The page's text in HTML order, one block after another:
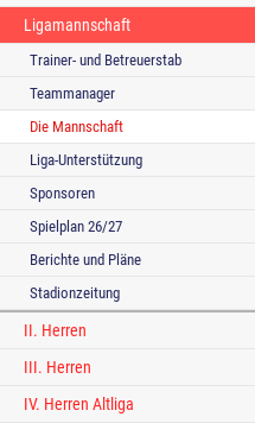
Ligamannschaft
Trainer- und Betreuerstab
Teammanager
Die Mannschaft
Liga-Unterstützung
Sponsoren
Spielplan 26/27
Berichte und Pläne
Stadionzeitung
II. Herren
III. Herren
IV. Herren Altliga